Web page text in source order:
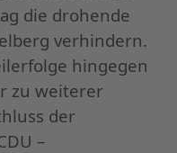
die drohende
verhindern.
hingegen
zu weiterer
der
–